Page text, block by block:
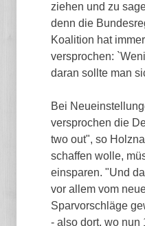
ziehen und zu
denn die
Koalition hat
versprochen:
daran sollte man
Bei
versprochen die
two out", so
schaffen wolle,
einsparen. "Und
vor allem vom
Sparvorschläge
- also dort, wo nun